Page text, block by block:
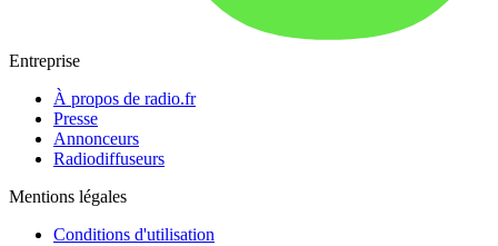
Entreprise
À propos de radio.fr
Presse
Annonceurs
Radiodiffuseurs
Mentions légales
Conditions d'utilisation